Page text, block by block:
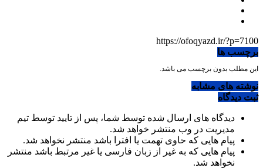
https://ofoqyazd.ir/?p=7100
برچسب ها
این مطلب بدون برچسب می باشد.
نوشته های مشابه
ثبت دیدگاه
دیدگاه های ارسال شده توسط شما، پس از تایید توسط تیم
مدیریت در وب منتشر خواهد شد.
پیام هایی که حاوی تهمت یا افترا باشد منتشر نخواهد شد.
پیام هایی که به غیر از زبان فارسی یا غیر مرتبط باشد منتشر
نخواهد شد.